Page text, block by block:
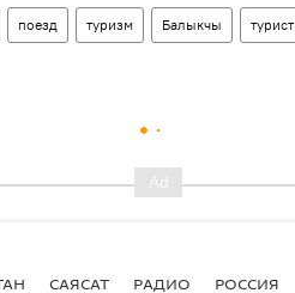
поезд туризм Балыкчы турист
САЯСАТ РАДИО РОССИЯ